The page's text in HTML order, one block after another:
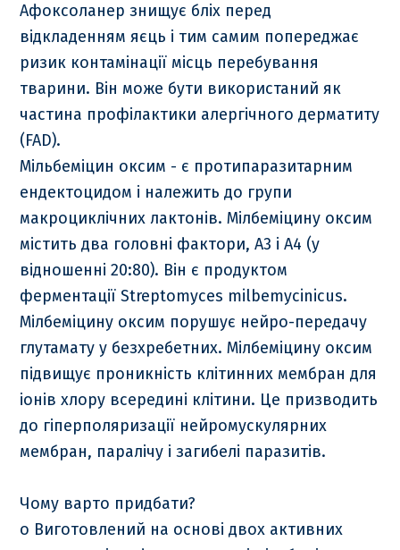
Афоксоланер знищує бліх перед
відкладенням яєць і тим самим попереджає
ризик контамінації місць перебування
тварини. Він може бути використаний як
частина профілактики алергічного дерматиту
(FAD).
Мільбеміцин оксим - є протипаразитарним
ендектоцидом і належить до групи
макроциклічних лактонів. Мілбеміцину оксим
містить два головні фактори, А3 і А4 (у
відношенні 20:80). Він є продуктом
ферментації Streptomyces milbemycinicus.
Мілбеміцину оксим порушує нейро-передачу
глутамату у безхребетних. Мілбеміцину оксим
підвищує проникність клітинних мембран для
іонів хлору всередині клітини. Це призводить
до гіперполяризації нейромускулярних
мембран, паралічу і загибелі паразитів.
Чому варто придбати?
o Виготовлений на основі двох активних